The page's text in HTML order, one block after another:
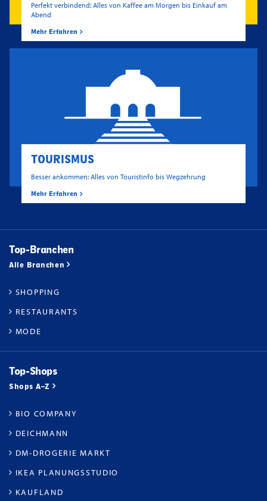
Perfekt verbindend: Alles von Kaffee am Morgen bis Einkauf am
Abend
Mehr Erfahren
TOURISMUS
Besser ankommen: Alles von Touristinfo bis Wegzehrung
Mehr Erfahren
Top-Branchen
Alle Branchen
SHOPPING
RESTAURANTS
MODE
Top-Shops
Shops A–Z
BIO COMPANY
DEICHMANN
DM-DROGERIE MARKT
IKEA PLANUNGSSTUDIO
KAUFLAND